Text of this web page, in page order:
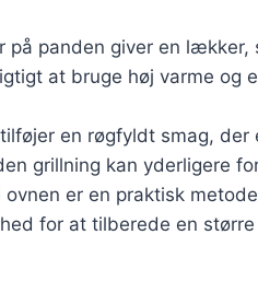
på panden giver en lækker,
at bruge høj varme og
en røgfyldt smag,
grillning kan yderligere
ovnen er en praktisk
for at tilberede en